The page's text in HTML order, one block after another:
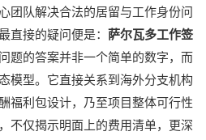
团队解决合法的居留与工作身份问
直接的疑问便是： 萨尔瓦多工作签
题的答案并非一个简单的数字，而
模型。它直接关系到海外分支机构
福利包设计，乃至项目整体可行性
不仅揭示明面上的费用清单，更深